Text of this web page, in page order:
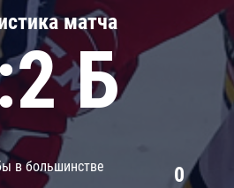
матча
Б
в большинстве 0